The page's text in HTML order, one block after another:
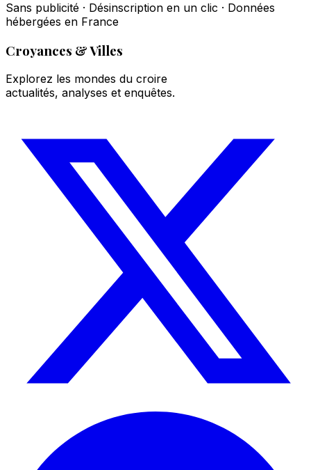
Sans publicité · Désinscription en un clic · Données
hébergées en France
Croyances & Villes
Explorez les mondes du croire
actualités, analyses et enquêtes.